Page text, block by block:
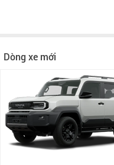
Dòng xe mới